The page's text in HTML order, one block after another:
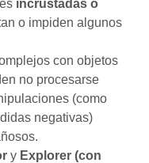
incrustadas o
o impiden algunos
con objetos
no procesarse
(como
negativas)
y Explorer (con